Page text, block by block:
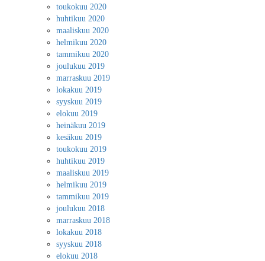
toukokuu 2020
huhtikuu 2020
maaliskuu 2020
helmikuu 2020
tammikuu 2020
joulukuu 2019
marraskuu 2019
lokakuu 2019
syyskuu 2019
elokuu 2019
heinäkuu 2019
kesäkuu 2019
toukokuu 2019
huhtikuu 2019
maaliskuu 2019
helmikuu 2019
tammikuu 2019
joulukuu 2018
marraskuu 2018
lokakuu 2018
syyskuu 2018
elokuu 2018